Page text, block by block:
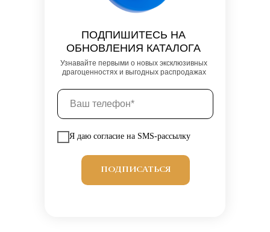
Я даю согласие на SMS-рассылку
ПОДПИСАТЬСЯ
ПОДПИШИТЕСЬ НА
ОБНОВЛЕНИЯ КАТАЛОГА
Узнавайте первыми о новых эксклюзивных
драгоценностях и выгодных распродажах